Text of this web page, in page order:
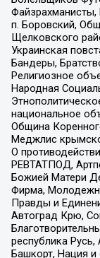
Файзрахманисты,
п. Боровский,
Щелковского
Украинская
Бандеры,
Религиозное
Народная
национальное
Община
Меджлис
О
РЕВТАТПОД,
Божией Матери
Фирма,
Правды и
Автоград Крю,
республика Русь,
Башкорт, Нация и